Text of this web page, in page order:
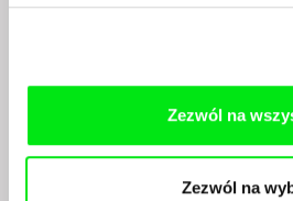
Zezwól na
Zezwól na
Czy chcesz regularnie